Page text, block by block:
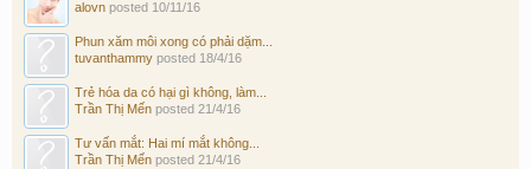
alovn posted 10/11/16
Phun xăm môi xong có phải dặm...
tuvanthammy posted 18/4/16
Trẻ hóa da có hại gì không, làm...
Trần Thị Mến posted 21/4/16
Tư vấn mắt: Hai mí mắt không...
Trần Thị Mến posted 21/4/16